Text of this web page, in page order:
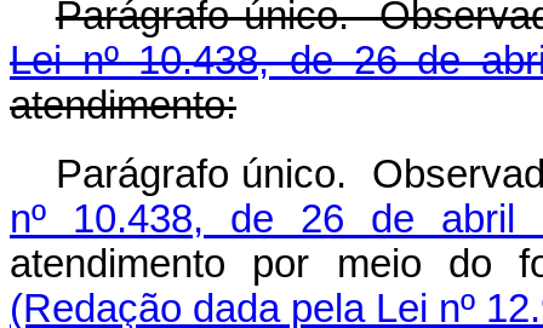
Parágrafo único.
Lei nº 10.438, de 26 de
atendimento:
Parágrafo único.
nº 10.438, de 26 de abril
atendimento por meio do
(Redação dada pela Lei nº